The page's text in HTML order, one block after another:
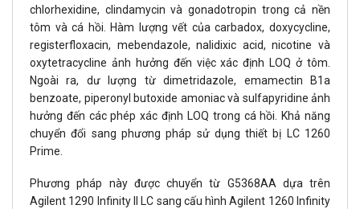
chlorhexidine, clindamycin và gonadotropin trong cả nền
tôm và cá hồi. Hàm lượng vết của carbadox, doxycycline,
registerfloxacin, mebendazole, nalidixic acid, nicotine và
oxytetracycline ảnh hưởng đến việc xác định LOQ ở tôm.
Ngoài ra, dư lượng từ dimetridazole, emamectin B1a
benzoate, piperonyl butoxide amoniac và sulfapyridine ảnh
hưởng đến các phép xác định LOQ trong cá hồi. Khả năng
chuyển đổi sang phương pháp sử dụng thiết bị LC 1260
Prime.
Phương pháp này được chuyển từ G5368AA dựa trên
Agilent 1290 Infinity II LC sang cấu hình Agilent 1260 Infinity